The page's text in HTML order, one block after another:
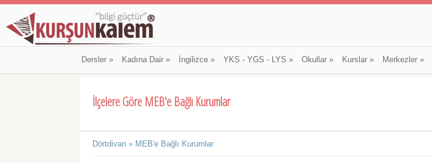
Dersler» Kadına Dair» İngilizce» YKS - YGS - LYS » Okullar» Kurslar» Merkezler»
İlçelere Göre MEB'e Bağlı Kurumlar
Dörtdivan » MEB'e Bağlı Kurumlar